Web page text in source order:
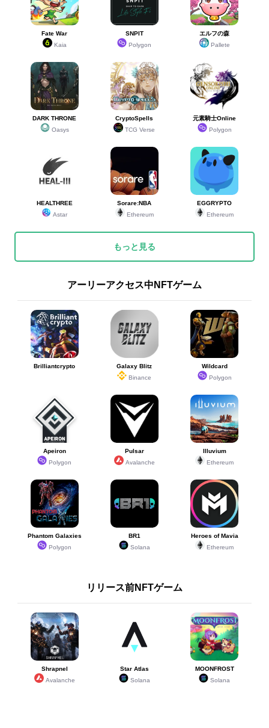
Fate War
Kaia
SNPIT
Polygon
エルフの森
Pallete
DARK THRONE
Oasys
CryptoSpells
TCG Verse
元素騎士Online
Polygon
HEALTHREE
Astar
Sorare:NBA
Ethereum
EGGRYPTO
Ethereum
もっと見る
アーリーアクセス中NFTゲーム
Brilliantcrypto
Galaxy Blitz
Binance
Wildcard
Polygon
Apeiron
Polygon
Pulsar
Avalanche
Illuvium
Ethereum
Phantom Galaxies
Polygon
BR1
Solana
Heroes of Mavia
Ethereum
リリース前NFTゲーム
Shrapnel
Avalanche
Star Atlas
Solana
MOONFROST
Solana